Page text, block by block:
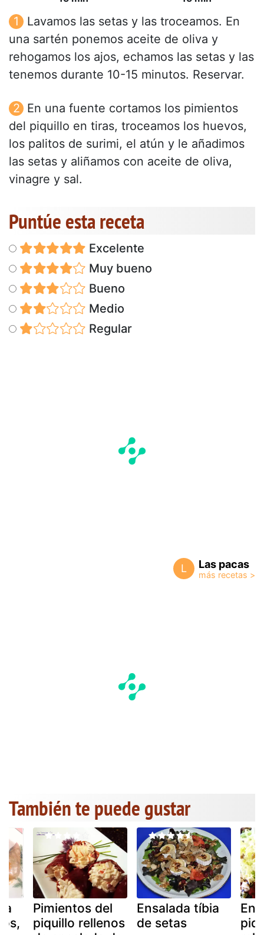
Lavamos las setas y las troceamos. En
una sartén ponemos aceite de oliva y
rehogamos los ajos, echamos las setas y las
tenemos durante 10-15 minutos. Reservar.
En una fuente cortamos los pimientos
del piquillo en tiras, troceamos los huevos,
los palitos de surimi, el atún y le añadimos
las setas y aliñamos con aceite de oliva,
vinagre y sal.
Puntúe esta receta
Excelente
Muy bueno
Bueno
Medio
Regular
L Las pacas
También te puede gustar
Pimientos del
piquillo rellenos
Ensalada tíbia
de setas